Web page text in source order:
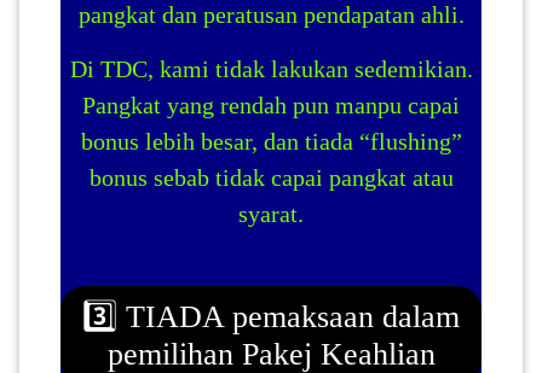
pangkat dan peratusan pendapatan ahli.
Di TDC, kami tidak lakukan sedemikian.
Pangkat yang rendah pun manpu capai
bonus lebih besar, dan tiada “flushing”
bonus sebab tidak capai pangkat atau
syarat.
3️⃣ TIADA pemaksaan dalam
pemilihan Pakej Keahlian